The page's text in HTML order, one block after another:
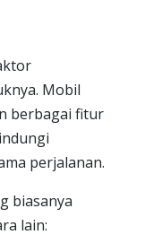
Mobil
berbagai fitur
perjalanan.
biasanya
lain: